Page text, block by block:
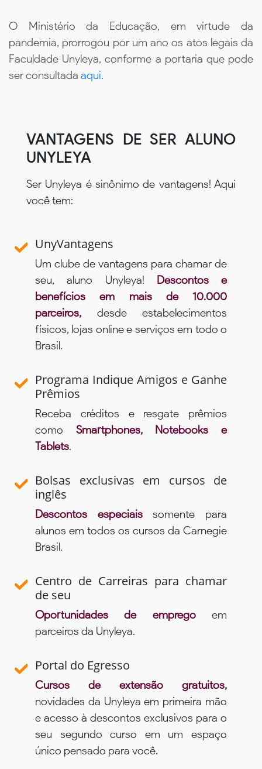
O Ministério da Educação, em virtude da
pandemia, prorrogou por um ano os atos legais da
Faculdade Unyleya, conforme a portaria que pode
ser consultada aqui.
VANTAGENS DE SER ALUNO
UNYLEYA
Ser Unyleya é sinônimo de vantagens! Aqui
você tem:
UnyVantagens
Um clube de vantagens para chamar de
seu, aluno Unyleya! Descontos e
benefícios em mais de 10.000
parceiros, desde estabelecimentos
físicos, lojas online e serviços em todo o
Brasil.
Programa Indique Amigos e Ganhe
Prêmios
Receba créditos e resgate prêmios
como Smartphones, Notebooks e
Tablets.
Bolsas exclusivas em cursos de
inglês
Descontos especiaissomente para
alunos em todos os cursos da Carnegie
Brasil.
Centro de Carreiras para chamar
de seu
Oportunidades de empregoem
parceiros da Unyleya.
Portal do Egresso
Cursos de extensão gratuitos,
novidades da Unyleya em primeira mão
e acesso à descontos exclusivos para o
seu segundo curso em um espaço
único pensado para você.